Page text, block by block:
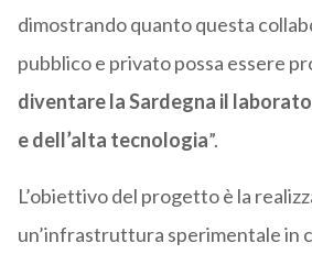
dimostrando quanto questa
pubblico e privato possa essere
diventare la Sardegna il
e dell’alta tecnologia”.
L’obiettivo del progetto è la
un’infrastruttura sperimentale in